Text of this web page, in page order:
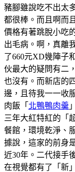
豬腳雖說吃不出太
都很棒。而且啊而
價格有著跳脫小吃
出毛病。啊，真離
了660元XD幾陣子
伙最大的疑問有二
也沒有。而新店的
邊，且待我一一收
肉飯「 北鴨鴨肉羹
三年大紅特紅的「
餐館，環境乾淨、
據說，這家的前身
近30年。二代接手
在視覺都有了「新